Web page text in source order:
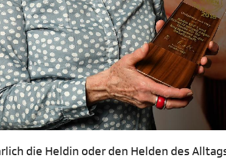
die Heldin oder den Helden des